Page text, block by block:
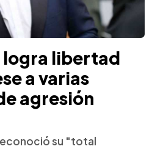
logra libertad
a varias
agresión
su "total